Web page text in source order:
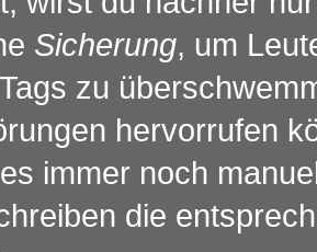
Sicherung, um
zu
hervorrufen
immer noch
die